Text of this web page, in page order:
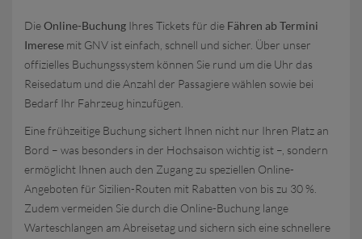
DieOnline-Buchung Ihres Tickets für die Fähren ab Termini
Imerese mit GNV ist einfach, schnell und sicher. Über unser
offizielles Buchungssystem können Sie rund um die Uhr das
Reisedatum und die Anzahl der Passagiere wählen sowie bei
Bedarf Ihr Fahrzeug hinzufügen.
Eine frühzeitige Buchung sichert Ihnen nicht nur Ihren Platz an
Bord – was besonders in der Hochsaison wichtig ist –, sondern
ermöglicht Ihnen auch den Zugang zu speziellen Online-
Angeboten für Sizilien-Routen mit Rabatten von bis zu 30 %.
Zudem vermeiden Sie durch die Online-Buchung lange
Warteschlangen am Abreisetag und sichern sich eine schnellere